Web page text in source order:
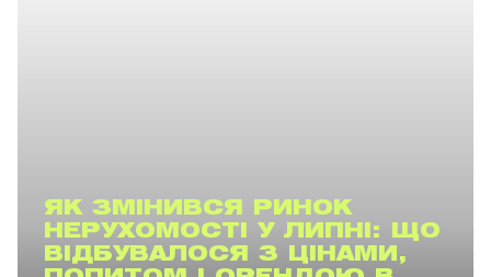
ЯК ЗМІНИВСЯ РИНОК
НЕРУХОМОСТІ У ЛИПНІ: ЩО
ВІДБУВАЛОСЯ З ЦІНАМИ,